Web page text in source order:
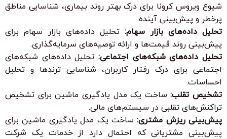
شیوع ویروس کرونا برای درک بهتر روند بیماری، شناسایی مناطق
پرخطر و پیش‌بینی آینده.
تحلیل داده‌های بازار سهام:تحلیل داده‌های بازار سهام برای
پیش‌بینی روند قیمت‌ها و ارائه توصیه‌های سرمایه‌گذاری.
تحلیل داده‌های شبکه‌های اجتماعی: تحلیل داده‌های شبکه‌های
اجتماعی برای درک رفتار کاربران، شناسایی ترندها و تحلیل
احساسات.
تشخیص تقلب:ساخت یک مدل یادگیری ماشین برای تشخیص
تراکنش‌های تقلبی در سیستم‌های مالی.
پیش‌بینی ریزش مشتری:ساخت یک مدل یادگیری ماشین برای
پیش‌بینی مشتریانی که احتمال دارد از خدمات یک شرکت